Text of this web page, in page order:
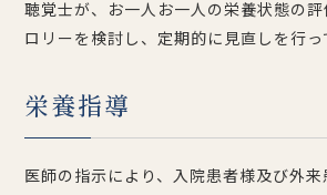
聴覚士が、お一人お一人の栄養状態の
ロリーを検討し、定期的に見直しを行っ
栄養指導
医師の指示により、入院患者様及び外